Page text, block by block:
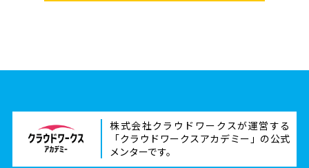
株式会社クラウドワークスが運営する
「クラウドワークスアカデミー」の公式
メンターです。